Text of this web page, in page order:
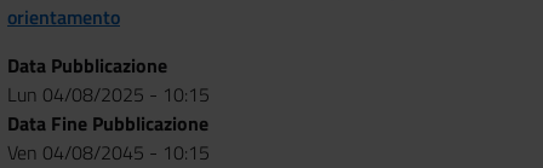
orientamento
Data Pubblicazione
Lun 04/08/2025 - 10:15
Data Fine Pubblicazione
Ven 04/08/2045 - 10:15